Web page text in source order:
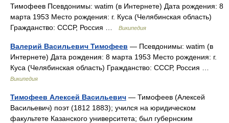
Тимофеев Псевдонимы: watim (в Интернете) Дата рождения: 8
марта 1953 Место рождения: г. Куса (Челябинская область)
Гражданство: СССР, Россия …
Википедия
Валерий Васильевич Тимофеев — Псевдонимы: watim (в
Интернете) Дата рождения: 8 марта 1953 Место рождения: г.
Куса (Челябинская область) Гражданство: СССР, Россия …
Википедия
Тимофеев Алексей Васильевич — Тимофеев (Алексей
Васильевич) поэт (1812 1883); учился на юридическом
факультете Казанского университета; был губернским